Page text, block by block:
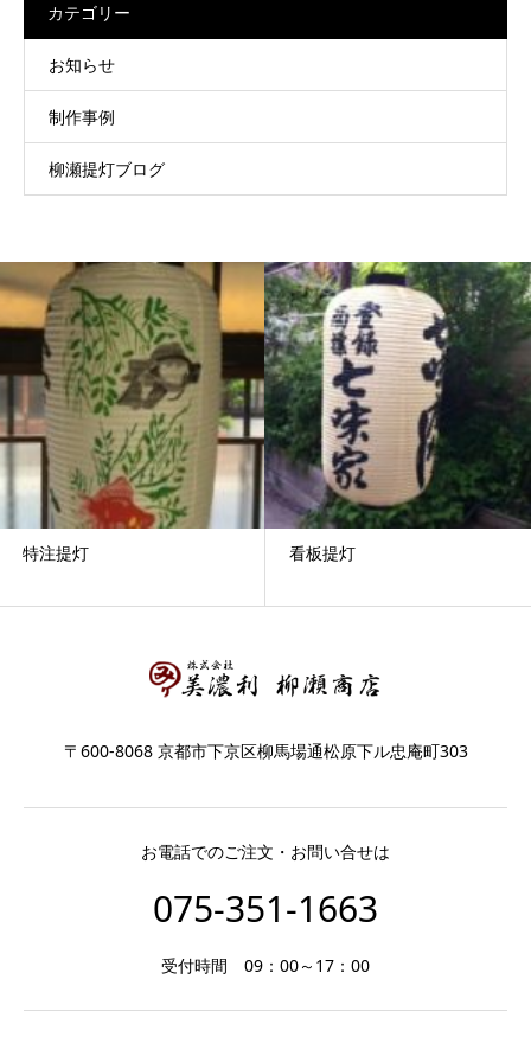
カテゴリー
お知らせ
制作事例
柳瀬提灯ブログ
特注提灯 看板提灯
〒600-8068 京都市下京区柳馬場通松原下ル忠庵町303
お電話でのご注文・お問い合せは
075-351-1663
受付時間 09：00～17：00